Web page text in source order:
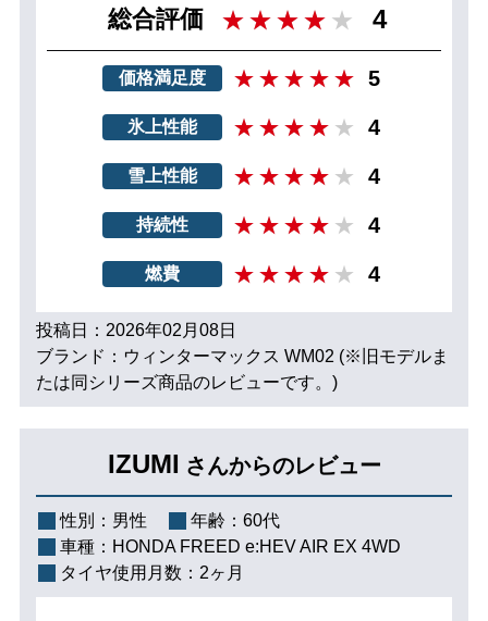
総合評価 4
価格満足度 5
氷上性能 4
雪上性能 4
持続性 4
燃費 4
投稿日：2026年02月08日
ブランド：ウィンターマックス WM02 (※旧モデルま
たは同シリーズ商品のレビューです。)
IZUMI さんからのレビュー
性別： 男性 年齢： 60代
車種： HONDA FREED e:HEV AIR EX 4WD
タイヤ使用月数： 2ヶ月